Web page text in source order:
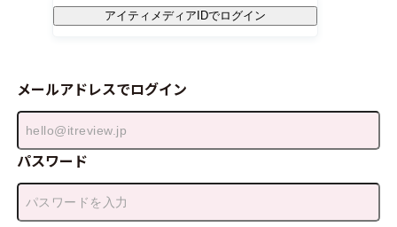
アイティメディアIDでログイン
メールアドレスでログイン
パスワード